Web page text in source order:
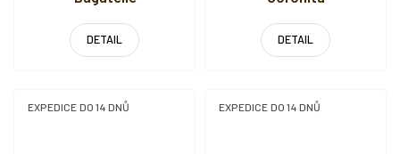
DETAIL DETAIL
EXPEDICE DO 14 DNŮ EXPEDICE DO 14 DNŮ